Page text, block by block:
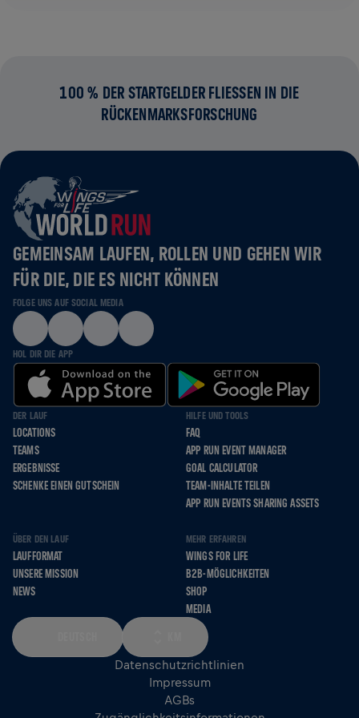
100 % DER STARTGELDER FLIESSEN IN DIE R
ÜCKENMARKSFORSCHUNG
GEMEINSAM LAUFEN, ROLLEN UND GEHEN WIR
FÜR DIE, DIE ES NICHT KÖNNEN
FOLGE UNS AUF SOCIAL MEDIA
HOL DIR DIE APP
DER LAUF
LOCATIONS
TEAMS
ERGEBNISSE
SCHENKE EINEN GUTSCHEIN
HILFE UND TOOLS
FAQ
APP RUN EVENT MANAGER
GOAL CALCULATOR
TEAM-INHALTE TEILEN
APP RUN EVENTS SHARING ASSETS
ÜBER DEN LAUF
LAUFFORMAT
UNSERE MISSION
NEWS
MEHR ERFAHREN
WINGS FOR LIFE
B2B-MÖGLICHKEITEN
SHOP
MEDIA
Datenschutzrichtlinien
Impressum
AGBs